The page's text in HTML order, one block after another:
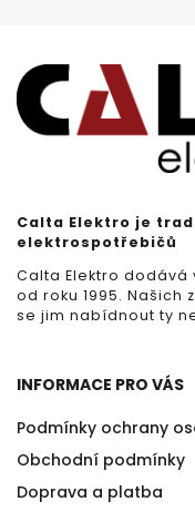
Calta Elektro je
elektrospotřebičů
Calta Elektro dodává
od roku 1995. Našich
se jim nabídnout ty
INFORMACE PRO VÁS
Podmínky ochrany
Obchodní podmínky
Doprava a platba